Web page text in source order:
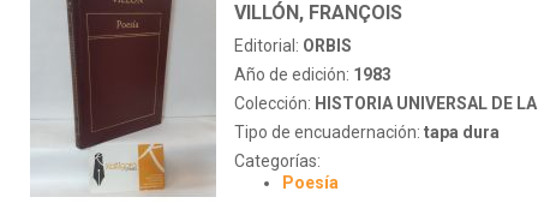
VILLÓN, FRANÇOIS
Editorial: ORBIS
Año de edición: 1983
Colección: HISTORIA UNIVERSAL DE LA
Tipo de encuadernación: tapa dura
Categorías:
Poesía